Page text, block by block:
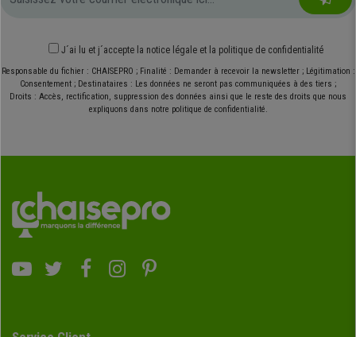
J´ai lu et j´accepte la notice légale et la politique de confidentialité
Responsable du fichier : CHAISEPRO ; Finalité : Demander à recevoir la newsletter ; Légitimation :
Consentement ; Destinataires : Les données ne seront pas communiquées à des tiers ;
Droits : Accès, rectification, suppression des données ainsi que le reste des droits que nous
expliquons dans notre politique de confidentialité.